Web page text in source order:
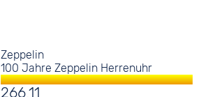
Zeppelin
100 Jahre Zeppelin Herrenuhr
266,11